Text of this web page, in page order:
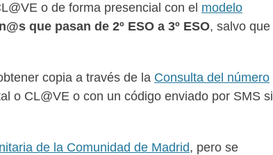
o de forma presencial con el modelo
que pasan de 2º ESO a 3º ESO, salvo que
copia a través de la Consulta del número
o CL@VE o con un código enviado por SMS si
de la Comunidad de Madrid, pero se